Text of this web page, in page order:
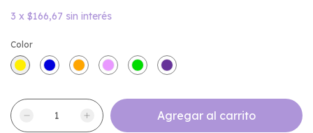
3 x $166,67 sin interés
Color